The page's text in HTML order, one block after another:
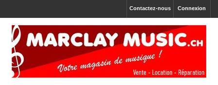
Connexion
Contactez-nous